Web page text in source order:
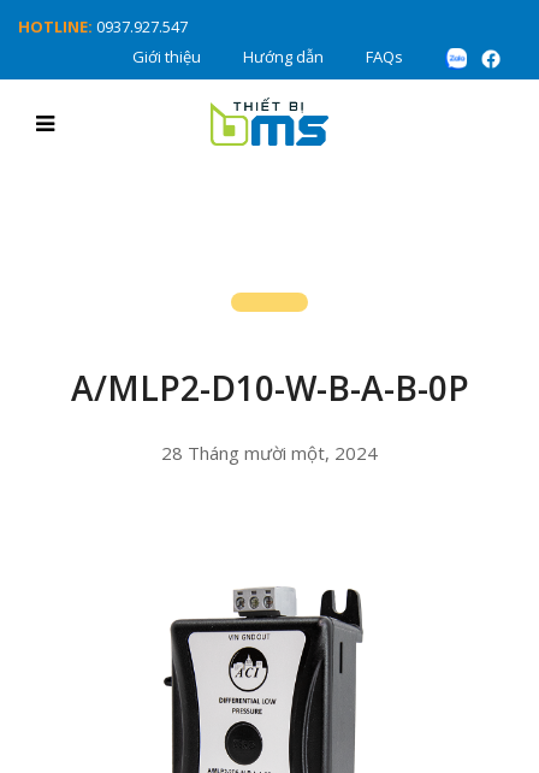
HOTLINE: 0937.927.547
Giới thiệu
Hướng dẫn FAQs
A/MLP2-D10-W-B-A-B-0P
28 Tháng mười một, 2024